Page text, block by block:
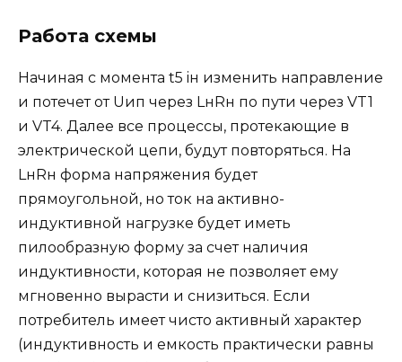
Работа схемы
Начиная с момента t5 iн изменить направление
и потечет от Uип через LнRн по пути через VT1
и VT4. Далее все процессы, протекающие в
электрической цепи, будут повторяться. На
LнRн форма напряжения будет
прямоугольной, но ток на активно-
индуктивной нагрузке будет иметь
пилообразную форму за счет наличия
индуктивности, которая не позволяет ему
мгновенно вырасти и снизиться. Если
потребитель имеет чисто активный характер
(индуктивность и емкость практически равны